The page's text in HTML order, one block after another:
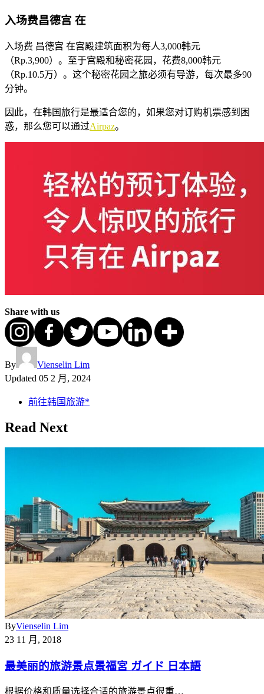
入场费昌德宫 在
入场费 昌德宫 在宫殿建筑面积为每人3,000韩元
（Rp.3,900）。至于宫殿和秘密花园，花费8,000韩元
（Rp.10.5万）。这个秘密花园之旅必须有导游，每次最多90
分钟。
因此，在韩国旅行是最适合您的，如果您对订购机票感到困
惑，那么您可以通过Airpaz。
Share with us
By
Vienselin Lim
Updated 05 2 月, 2024
前往韩国旅游*
Read Next
ByVienselin Lim
23 11 月, 2018
最美丽的旅游景点景福宮 ガイド 日本語
根据价格和质量选择合适的旅游景点很重…